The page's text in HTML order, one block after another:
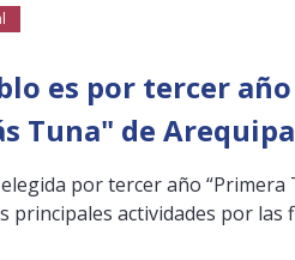
es por tercer
Tuna" de Arequipa
por tercer año “Primera
principales actividades por las